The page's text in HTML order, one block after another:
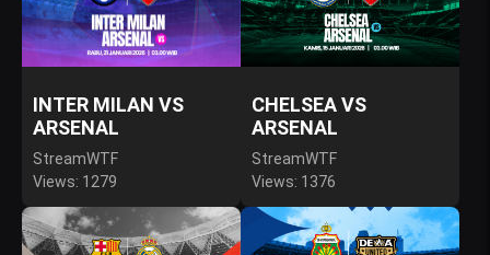
INTER MILAN VS
ARSENAL
StreamWTF
Views: 1279
CHELSEA VS
ARSENAL
StreamWTF
Views: 1376